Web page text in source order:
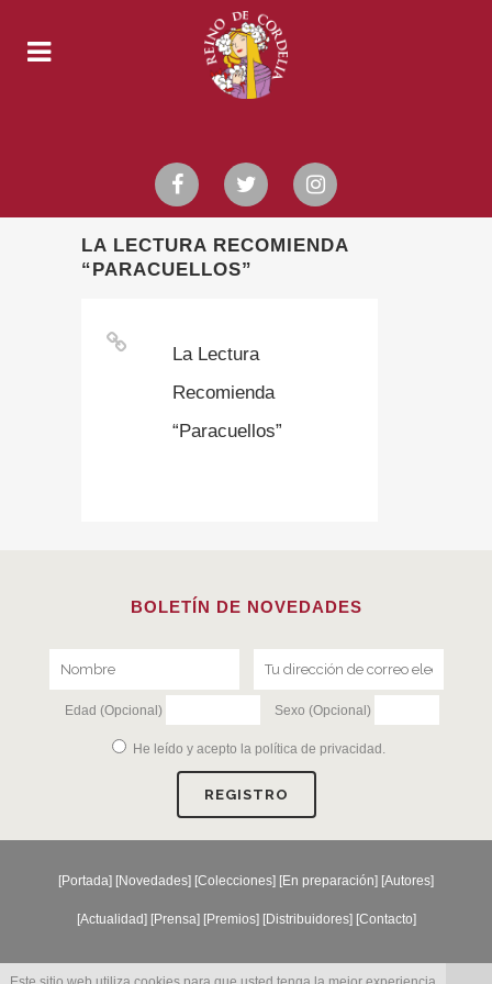
LA LECTURA RECOMIENDA
“PARACUELLOS”
La Lectura
Recomienda
“Paracuellos”
BOLETÍN DE NOVEDADES
Edad (Opcional) Sexo (Opcional)
He leído y acepto la política de privacidad .
[Portada] [Novedades] [Colecciones] [En preparación] [Autores]
[Actualidad] [Prensa] [Premios] [Distribuidores] [Contacto]